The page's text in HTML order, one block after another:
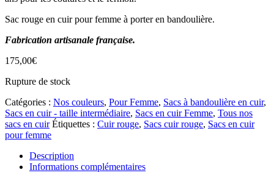
Sac rouge en cuir pour femme à porter en bandoulière.
Fabrication artisanale française.
175,00€
Rupture de stock
Catégories : Nos couleurs, Pour Femme, Sacs à bandoulière en cuir,
Sacs en cuir - taille intermédiaire, Sacs en cuir Femme, Tous nos
sacs en cuir Étiquettes : Cuir rouge, Sacs cuir rouge, Sacs en cuir
pour femme
Description
Informations complémentaires